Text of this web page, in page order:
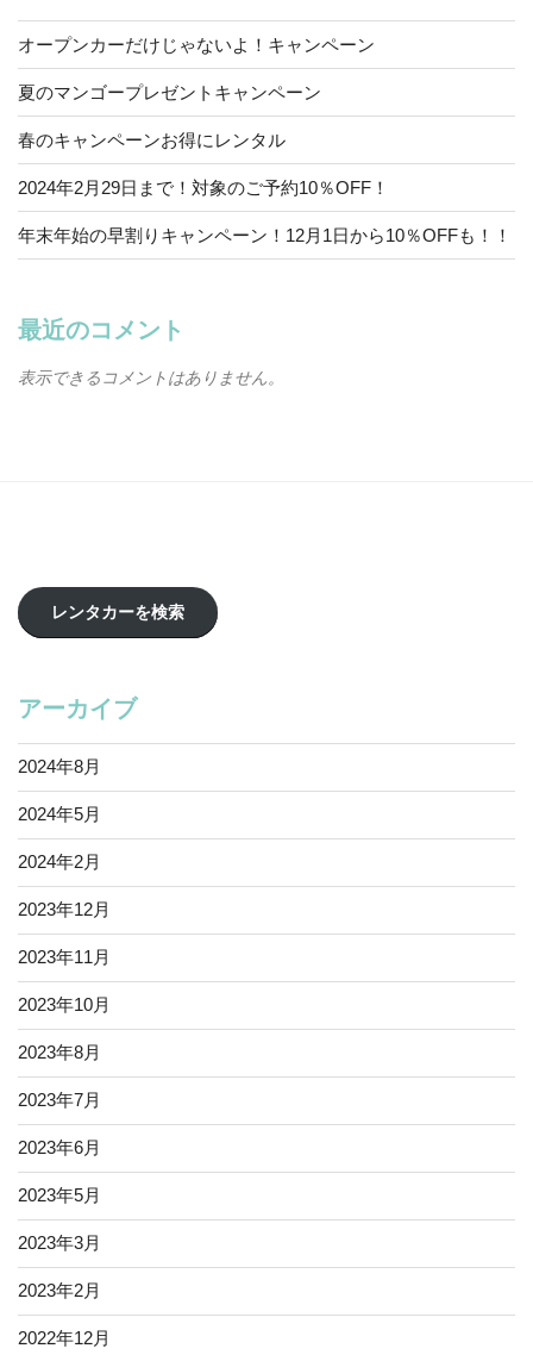
オープンカーだけじゃないよ！キャンペーン
夏のマンゴープレゼントキャンペーン
春のキャンペーンお得にレンタル
2024年2月29日まで！対象のご予約10％OFF！
年末年始の早割りキャンペーン！12月1日から10％OFFも！！
最近のコメント
表示できるコメントはありません。
レンタカーを検索
アーカイブ
2024年8月
2024年5月
2024年2月
2023年12月
2023年11月
2023年10月
2023年8月
2023年7月
2023年6月
2023年5月
2023年3月
2023年2月
2022年12月